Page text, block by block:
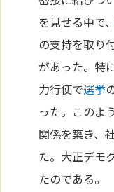
を見せる中で、
の支持を取り
があった。特
力行使で選挙
った。このよ
関係を築き、
た。大正デモ
たのである。